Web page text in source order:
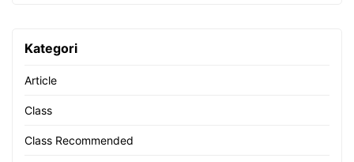
Kategori
Article
Class
Class Recommended